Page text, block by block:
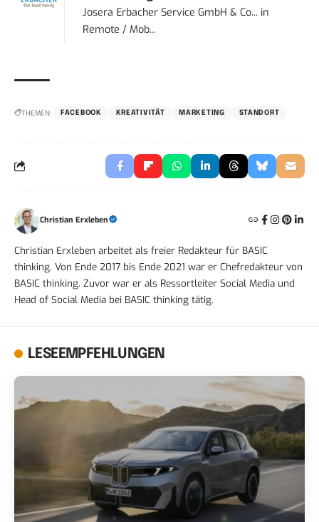
Josera Erbacher Service GmbH & Co... in
Remote / Mob...
THEMEN: FACEBOOK KREATIVITÄT MARKETING STANDORT
Christian Erxleben
Christian Erxleben arbeitet als freier Redakteur für BASIC
thinking. Von Ende 2017 bis Ende 2021 war er Chefredakteur von
BASIC thinking. Zuvor war er als Ressortleiter Social Media und
Head of Social Media bei BASIC thinking tätig.
LESEEMPFEHLUNGEN